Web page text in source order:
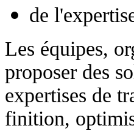
de
Les équipes,
proposer des
expertises de
finition,